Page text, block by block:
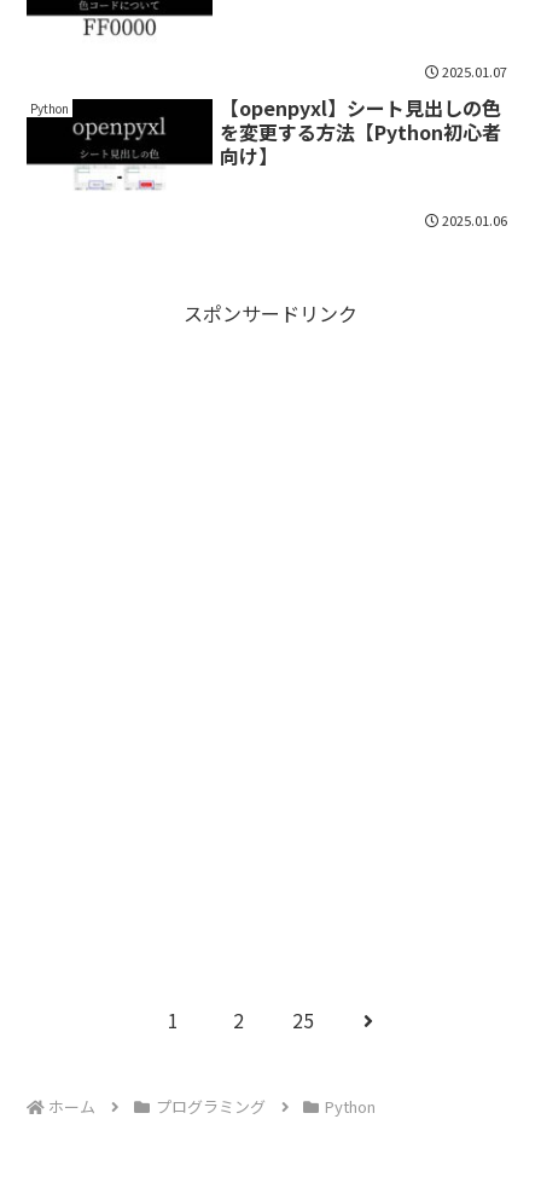
2025.01.07
Python
【openpyxl】シート見出しの色
を変更する方法【Python初心者
向け】
2025.01.06
スポンサードリンク
1 2 25
次
ホーム プログラミング Python